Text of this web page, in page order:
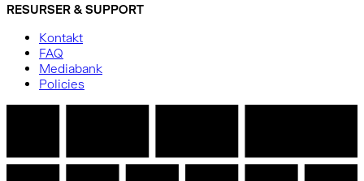
RESURSER & SUPPORT
Kontakt
FAQ
Mediabank
Policies